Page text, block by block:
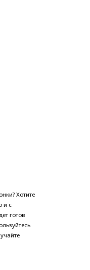
Хотите
и с
готов